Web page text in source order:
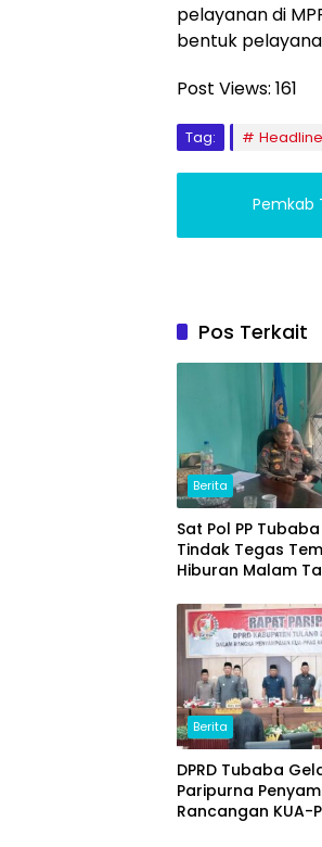
pelayanan di
bentuk
Post Views: 161
Tag: Headline
Pemkab
Pos Terkait
Berita
Sat Pol PP
Tindak Tegas
Hiburan Malam
Berita
DPRD Tubaba
Paripurna
Rancangan KUA-